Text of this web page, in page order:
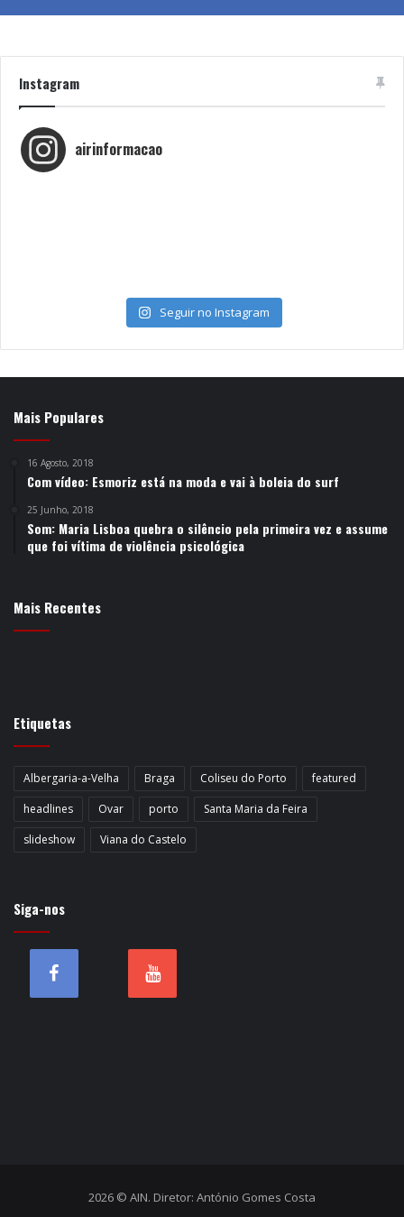
Instagram
airinformacao
Seguir no Instagram
Mais Populares
16 Agosto, 2018
Com vídeo: Esmoriz está na moda e vai à boleia do surf
25 Junho, 2018
Som: Maria Lisboa quebra o silêncio pela primeira vez e assume
que foi vítima de violência psicológica
Mais Recentes
Etiquetas
Albergaria-a-Velha Braga Coliseu do Porto
featured
headlines
Ovar porto
Santa Maria da Feira
slideshow
Viana do Castelo
Siga-nos
2026 © AIN. Diretor: António Gomes Costa